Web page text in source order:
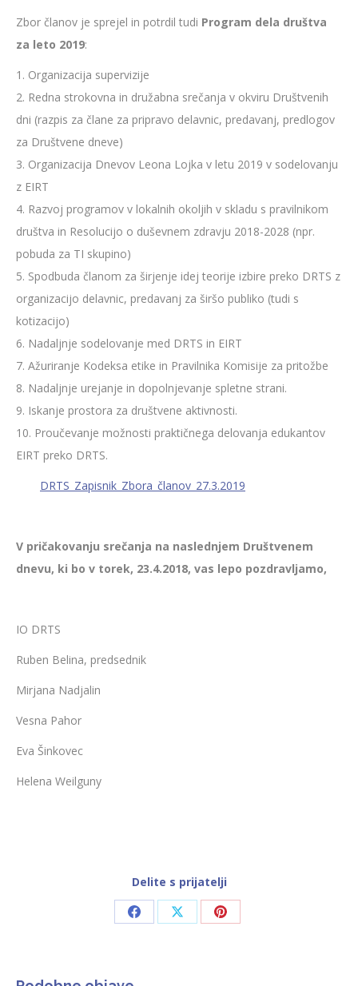
Zbor članov je sprejel in potrdil tudi Program dela društva
za leto 2019:
1. Organizacija supervizije
2. Redna strokovna in družabna srečanja v okviru Društvenih
dni (razpis za člane za pripravo delavnic, predavanj, predlogov
za Društvene dneve)
3. Organizacija Dnevov Leona Lojka v letu 2019 v sodelovanju
z EIRT
4. Razvoj programov v lokalnih okoljih v skladu s pravilnikom
društva in Resolucijo o duševnem zdravju 2018-2028 (npr.
pobuda za TI skupino)
5. Spodbuda članom za širjenje idej teorije izbire preko DRTS z
organizacijo delavnic, predavanj za širšo publiko (tudi s
kotizacijo)
6. Nadaljnje sodelovanje med DRTS in EIRT
7. Ažuriranje Kodeksa etike in Pravilnika Komisije za pritožbe
8. Nadaljnje urejanje in dopolnjevanje spletne strani.
9. Iskanje prostora za društvene aktivnosti.
10. Proučevanje možnosti praktičnega delovanja edukantov
EIRT preko DRTS.
DRTS_Zapisnik_Zbora_članov_27.3.2019
V pričakovanju srečanja na naslednjem Društvenem
dnevu, ki bo v torek, 23.4.2018, vas lepo pozdravljamo,
IO DRTS
Ruben Belina, predsednik
Mirjana Nadjalin
Vesna Pahor
Eva Šinkovec
Helena Weilguny
Delite s prijatelji
Share Share Share